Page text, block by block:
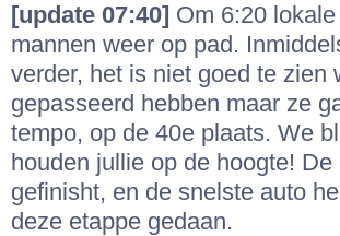
[update 07:40] Om 6:20
mannen weer op pad.
verder, het is niet goed te zien
gepasseerd hebben maar ze
tempo, op de 40e plaats. We
houden jullie op de hoogte!
gefinisht, en de snelste auto
deze etappe gedaan.